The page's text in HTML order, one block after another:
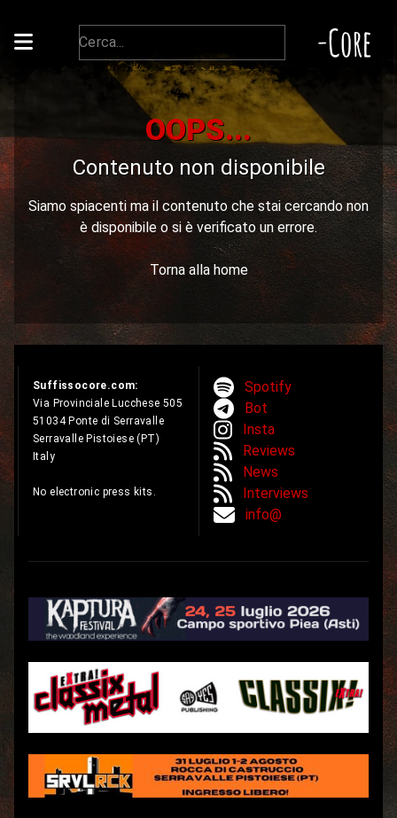
-Core
OOPS...
Contenuto non disponibile
Siamo spiacenti ma il contenuto che stai cercando non
è disponibile o si è verificato un errore.
Torna alla home
Suffissocore.com:
Via Provinciale Lucchese 505
51034 Ponte di Serravalle
Serravalle Pistoiese (PT)
Italy
No electronic press kits.
Spotify
Bot
Insta
Reviews
News
Interviews
info@